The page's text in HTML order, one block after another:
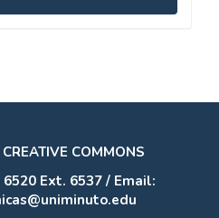
CREATIVE COMMONS
Ext. 6537 / Email: